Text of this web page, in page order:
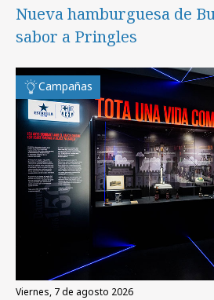
Nueva hamburguesa de
sabor a Pringles
Campañas
viernes, 7 de agosto 2026